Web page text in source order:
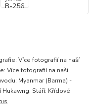
Více fotografií na naší
Více fotografií na naší
Myanmar (Barma) -
Stáří: Křídové